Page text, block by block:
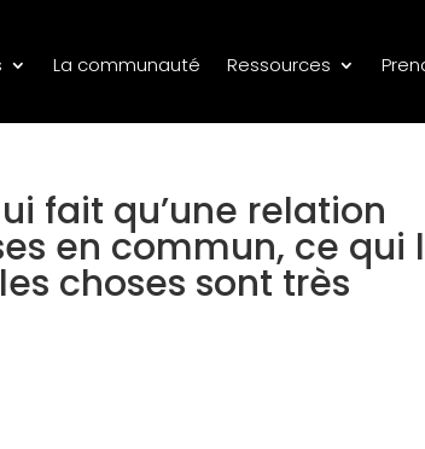
La communauté Ressources
fait qu’une relation
en commun, ce qui
choses sont très